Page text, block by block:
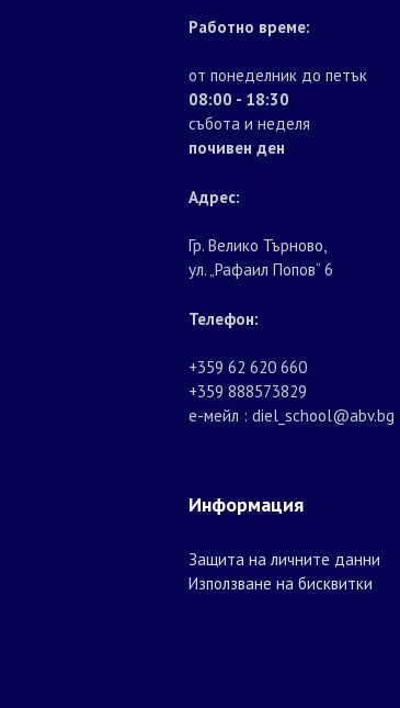
Работно време:
от понеделник до петък
08:00 - 18:30
събота и неделя
почивен ден
Адрес:
Гр. Велико Търново,
ул. „Рафаил Попов“ 6
Телефон:
+359 62 620 660
+359 888573829
е-мейл : diel_school@abv.bg
Информация
Защита на личните данни
Използване на бисквитки